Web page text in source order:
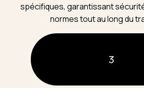
spécifiques, garantissant
normes tout au long du
3